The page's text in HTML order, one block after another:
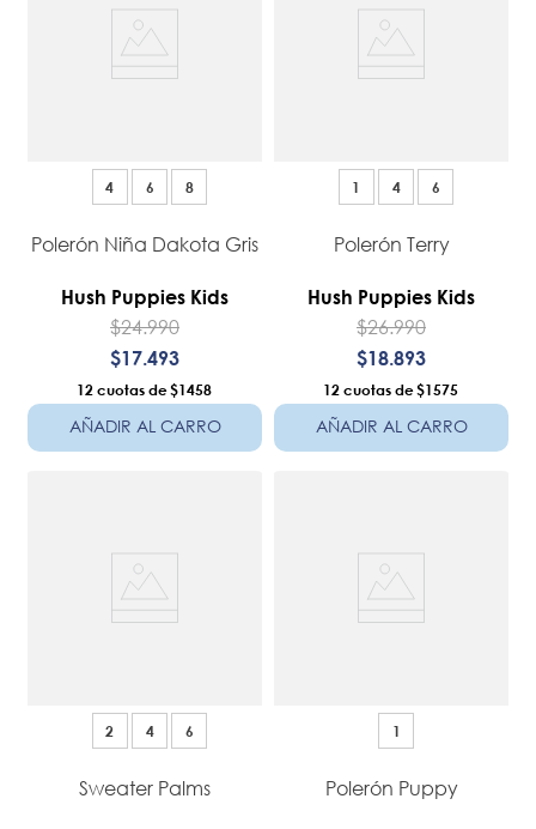
4 6 8
Polerón Niña Dakota Gris
Hush Puppies Kids
$24.990
$17 493
12 $1458
AÑADIR AL CARRO
1 4 6
Polerón Terry
Hush Puppies Kids
$26.990
$18 893
12 $1575
AÑADIR AL CARRO
2 4 6
Sweater Palms
1
Polerón Puppy